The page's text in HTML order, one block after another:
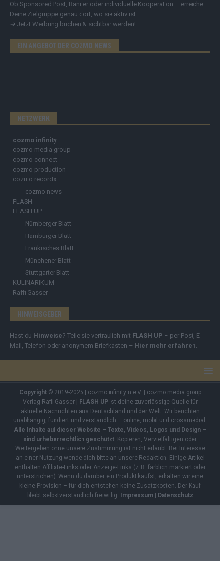
Ob Sponsored Post, Banner oder individuelle Kooperation – erreiche
Deine Zielgruppe genau dort, wo sie aktiv ist.
➔ Jetzt Werbung buchen & sichtbar werden!
EIN ANGEBOT DER COZMO NEWS
NETZWERK
cozmo infinity
cozmo media group
cozmo connect
cozmo production
cozmo records
cozmo news
FLASH
FLASH UP
Nürnberger Blatt
Hamburger Blatt
Fränkisches Blatt
Münchener Blatt
Stuttgarter Blatt
KULINARIKUM.
Raffi Gasser
HINWEISGEBER
Hast du Hinweise? Teile sie vertraulich mit FLASH UP – per Post, E-
Mail, Telefon oder anonymem Briefkasten – Hier mehr erfahren.
Copyright© 2019-2025 | cozmo infinity n.e.V. | cozmo media group
Verlag Raffi Gasser |
FLASH UPist deine zuverlässige Quelle für
aktuelle Nachrichten aus Deutschland und der Welt. Wir berichten
unabhängig, fundiert und verständlich – online, mobil und crossmedial.
Alle Inhalte auf dieser Website – Texte, Videos, Logos und Design –
sind urheberrechtlich geschützt. Kopieren, Vervielfältigen oder
Weitergeben ohne unsere Zustimmung ist nicht erlaubt. Bei Interesse
an einer Nutzung wende dich bitte an unsere Redaktion. Einige Artikel
enthalten Affiliate-Links oder Anzeige-Links (z. B. farblich markiert oder
unterstrichen). Wenn du darüber ein Produkt kaufst, erhalten wir eine
kleine Provision – für dich entstehen keine Zusatzkosten. Der Kauf
bleibt selbstverständlich freiwillig.
Impressum Datenschutz